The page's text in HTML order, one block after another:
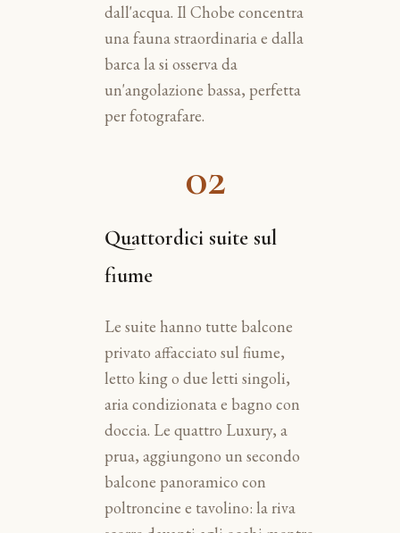
dall'acqua. Il Chobe concentra
una fauna straordinaria e dalla
barca la si osserva da
un'angolazione bassa, perfetta
per fotografare.
02
Quattordici suite sul
fiume
Le suite hanno tutte balcone
privato affacciato sul fiume,
letto king o due letti singoli,
aria condizionata e bagno con
doccia. Le quattro Luxury, a
prua, aggiungono un secondo
balcone panoramico con
poltroncine e tavolino: la riva